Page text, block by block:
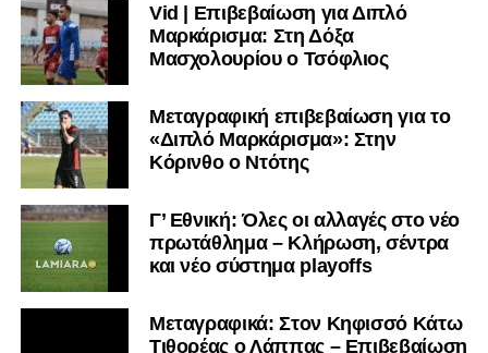
Vid | Επιβεβαίωση για Διπλό
Μαρκάρισμα: Στη Δόξα
Μασχολουρίου ο Τσόφλιος
Μεταγραφική επιβεβαίωση για το
«Διπλό Μαρκάρισμα»: Στην
Κόρινθο ο Ντότης
Γ’ Εθνική: Όλες οι αλλαγές στο νέο
πρωτάθλημα – Κλήρωση, σέντρα
και νέο σύστημα playoffs
Μεταγραφικά: Στον Κηφισσό Κάτω
Τιθορέας ο Λάππας – Επιβεβαίωση